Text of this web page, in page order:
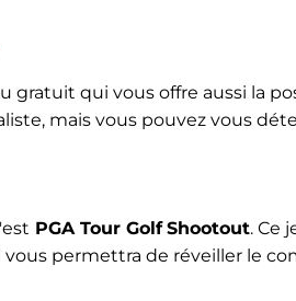
gratuit qui vous offre aussi la
mais vous pouvez vous
PGA Tour Golf Shootout. Ce
permettra de réveiller le